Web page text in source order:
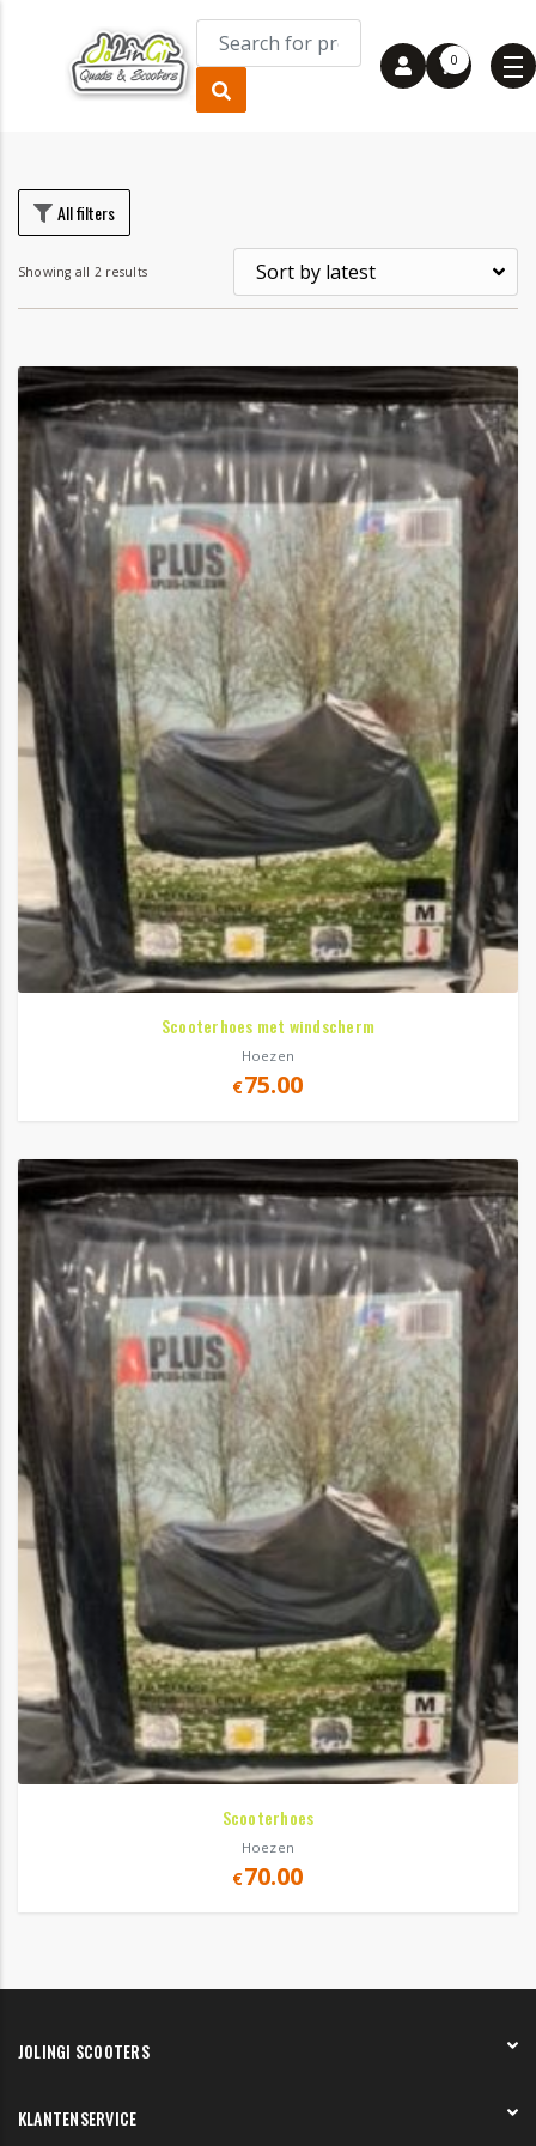
0
All filters
Showing all 2 results
Scooterhoes met windscherm
Hoezen
€75.00
Scooterhoes
Hoezen
€70.00
JOLINGI SCOOTERS
Onze showroom
KLANTENSERVICE